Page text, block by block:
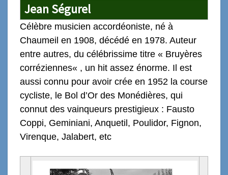
Jean Ségurel
Célèbre musicien accordéoniste, né à
Chaumeil en 1908, décédé en 1978. Auteur
entre autres, du célébrissime titre « Bruyères
corréziennes« , un hit assez énorme. Il est
aussi connu pour avoir crée en 1952 la course
cycliste, le Bol d’Or des Monédières, qui
connut des vainqueurs prestigieux : Fausto
Coppi, Geminiani, Anquetil, Poulidor, Fignon,
Virenque, Jalabert, etc